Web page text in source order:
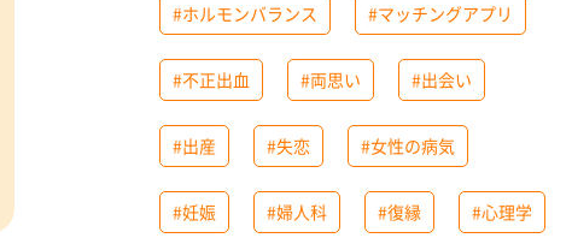
#ホルモンバランス #マッチングアプリ
#不正出血 #両思い #出会い
#出産 #失恋 #女性の病気
#妊娠 #婦人科 #復縁 #心理学